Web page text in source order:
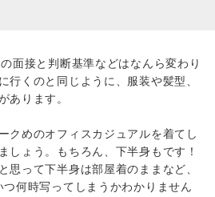
面接と判断基準などはなんら変わり
行くのと同じように、服装や髪型、
あります。
クめのオフィスカジュアルを着てし
しょう。もちろん、下半身もです！
思って下半身は部屋着のままなど、
何時写ってしまうかわかりません